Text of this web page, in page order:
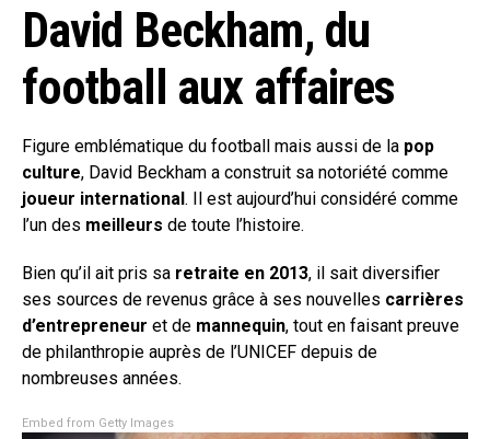
David Beckham, du
football aux affaires
Figure emblématique du football mais aussi de la pop
culture, David Beckham a construit sa notoriété comme
joueur international. Il est aujourd’hui considéré comme
l’un des meilleurs de toute l’histoire.
Bien qu’il ait pris sa retraite en 2013, il sait diversifier
ses sources de revenus grâce à ses nouvelles carrières
d’entrepreneur et de mannequin, tout en faisant preuve
de philanthropie auprès de l’UNICEF depuis de
nombreuses années.
Embed from Getty Images